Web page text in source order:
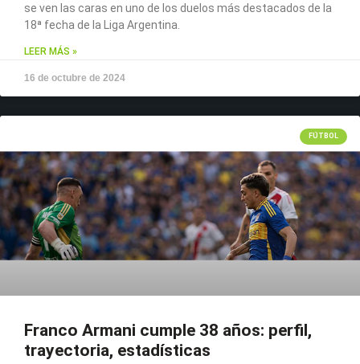
se ven las caras en uno de los duelos más destacados de la
18ª fecha de la Liga Argentina.
LEER MÁS »
16 de octubre de 2024
FÚTBOL
Franco Armani cumple 38 años: perfil,
trayectoria, estadísticas